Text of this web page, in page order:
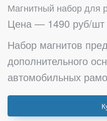
Магнитный набор для
Цена — 1490 руб/шт
Набор магнитов
дополнительного
автомобильных